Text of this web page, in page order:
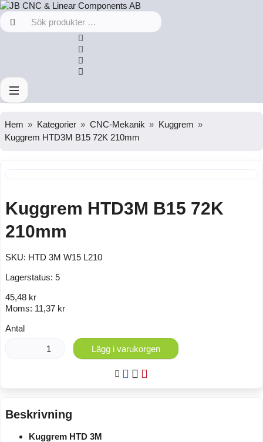
Hem Kategorier CNC-Mekanik
Kuggrem
Kuggrem HTD3M B15 72K 210mm
Kuggrem HTD3M B15 72K
210mm
SKU: HTD 3M W15 L210
Lagerstatus: 5
45,48 kr
Moms: 11,37 kr
Antal
Lägg i varukorgen
Beskrivning
Kuggrem HTD 3M